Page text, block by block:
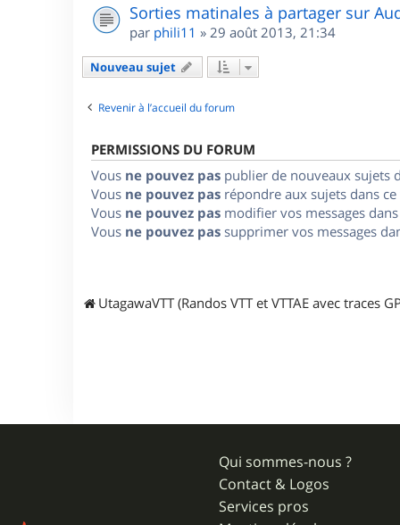
Sorties matinales à partager sur
par phili11 » 29 août 2013, 21:34
Nouveau sujet
Revenir à l’accueil du forum
PERMISSIONS DU FORUM
Vous ne pouvez pas publier de nouveaux sujets
Vous ne pouvez pas répondre aux sujets dans
Vous ne pouvez pas modifier vos messages
Vous ne pouvez pas supprimer vos messages
UtagawaVTT (Randos VTT et VTTAE avec traces
Qui sommes-nous ?
Contact & Logos
Services pros